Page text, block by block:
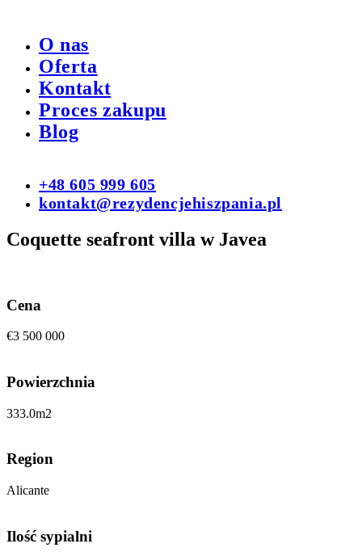
O nas
Oferta
Kontakt
Proces zakupu
Blog
+48 605 999 605
kontakt@rezydencjehiszpania.pl
Coquette seafront villa w Javea
Cena
€3 500 000
Powierzchnia
333.0m2
Region
Alicante
Ilość sypialni